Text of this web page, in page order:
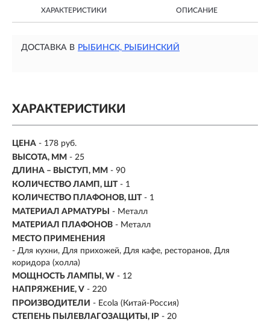
ХАРАКТЕРИСТИКИ ОПИСАНИЕ
ДОСТАВКА В РЫБИНСК, РЫБИНСКИЙ
ХАРАКТЕРИСТИКИ
ЦЕНА - 178 руб.
ВЫСОТА, ММ - 25
ДЛИНА – ВЫСТУП, ММ - 90
КОЛИЧЕСТВО ЛАМП, ШТ - 1
КОЛИЧЕСТВО ПЛАФОНОВ, ШТ - 1
МАТЕРИАЛ АРМАТУРЫ
- Металл
МАТЕРИАЛ ПЛАФОНОВ - Металл
МЕСТО ПРИМЕНЕНИЯ
- Для кухни, Для прихожей, Для кафе, ресторанов, Для
коридора (холла)
МОЩНОСТЬ ЛАМПЫ, W - 12
НАПРЯЖЕНИЕ, V - 220
ПРОИЗВОДИТЕЛИ - Ecola (Китай-Россия)
СТЕПЕНЬ ПЫЛЕВЛАГОЗАЩИТЫ, IP - 20